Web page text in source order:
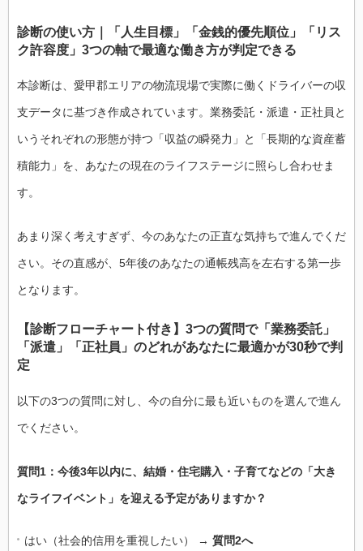
診断の使い方｜「人生目標」「金銭的優先順位」「リス
ク許容度」3つの軸で最適な働き方が判定できる
本診断は、愛甲郡エリアの物流現場で実際に働くドライバーの収
支データに基づき作成されています。業務委託・派遣・正社員と
いうそれぞれの形態が持つ「収益の瞬発力」と「長期的な資産蓄
積能力」を、あなたの現在のライフステージに照らし合わせま
す。
あまり深く考えすぎず、今のあなたの正直な気持ちで進んでくだ
さい。その直感が、5年後のあなたの通帳残高を左右する第一歩
となります。
【診断フローチャート付き】3つの質問で「業務委託」
「派遣」「正社員」のどれがあなたに最適かが30秒で判
定
以下の3つの質問に対し、今の自分に最も近いものを選んで進ん
でください。
質問1：今後3年以内に、結婚・住宅購入・子育てなどの「大き
なライフイベント」を迎える予定がありますか？
はい（社会的信用を重視したい） → 質問2へ